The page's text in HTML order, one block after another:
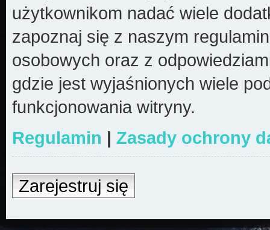
użytkownikom nadać wiele
zapoznaj się z naszym
osobowych oraz z
gdzie jest wyjaśnionych wiele
funkcjonowania witryny.
Regulamin | Zasady ochrony
Zarejestruj się